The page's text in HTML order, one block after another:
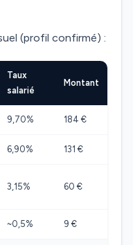
(profil confirmé) :
Taux
salarié
Montant
9,70% 184 €
6,90% 131 €
3,15% 60 €
~0,5% 9 €